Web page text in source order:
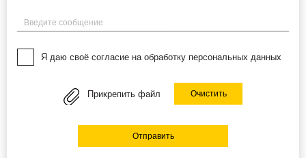
Введите сообщение
Я даю своё согласие на обработку персональных данных
Прикрепить файл Очистить
Отправить